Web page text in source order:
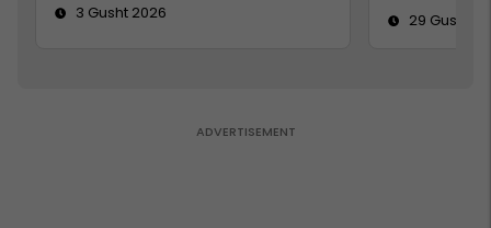
3 Gusht 2026
29 Gusht